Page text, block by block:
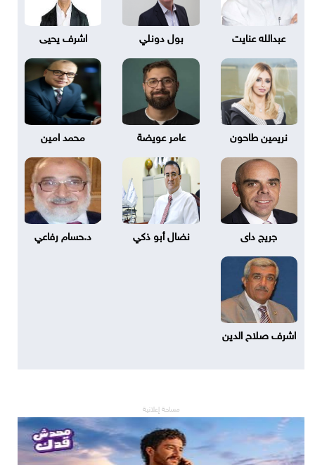
عبدالله عنايت بول دونلي اشرف يحيى
نريمين طاحون عامر عويضة محمد امين
جريج داى نضال أبو ذكي د.حسام رفاعي
اشرف صلاح الدين
مساحة إعلانية